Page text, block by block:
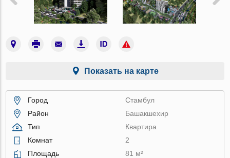
Показать на карте
Город
Стамбул
Район
Башакшехир
Тип
Квартира
Комнат
2
Площадь
81 м²